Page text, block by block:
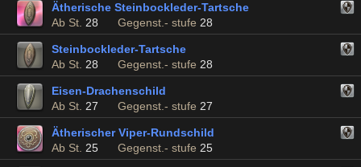
Ätherische Steinbockleder-Tartsche
Ab St. 28 Gegenst.- stufe 28
Steinbockleder-Tartsche
Ab St. 28 Gegenst.- stufe 28
Eisen-Drachenschild
Ab St. 27 Gegenst.- stufe 27
Ätherischer Viper-Rundschild
Ab St. 25 Gegenst.- stufe 25